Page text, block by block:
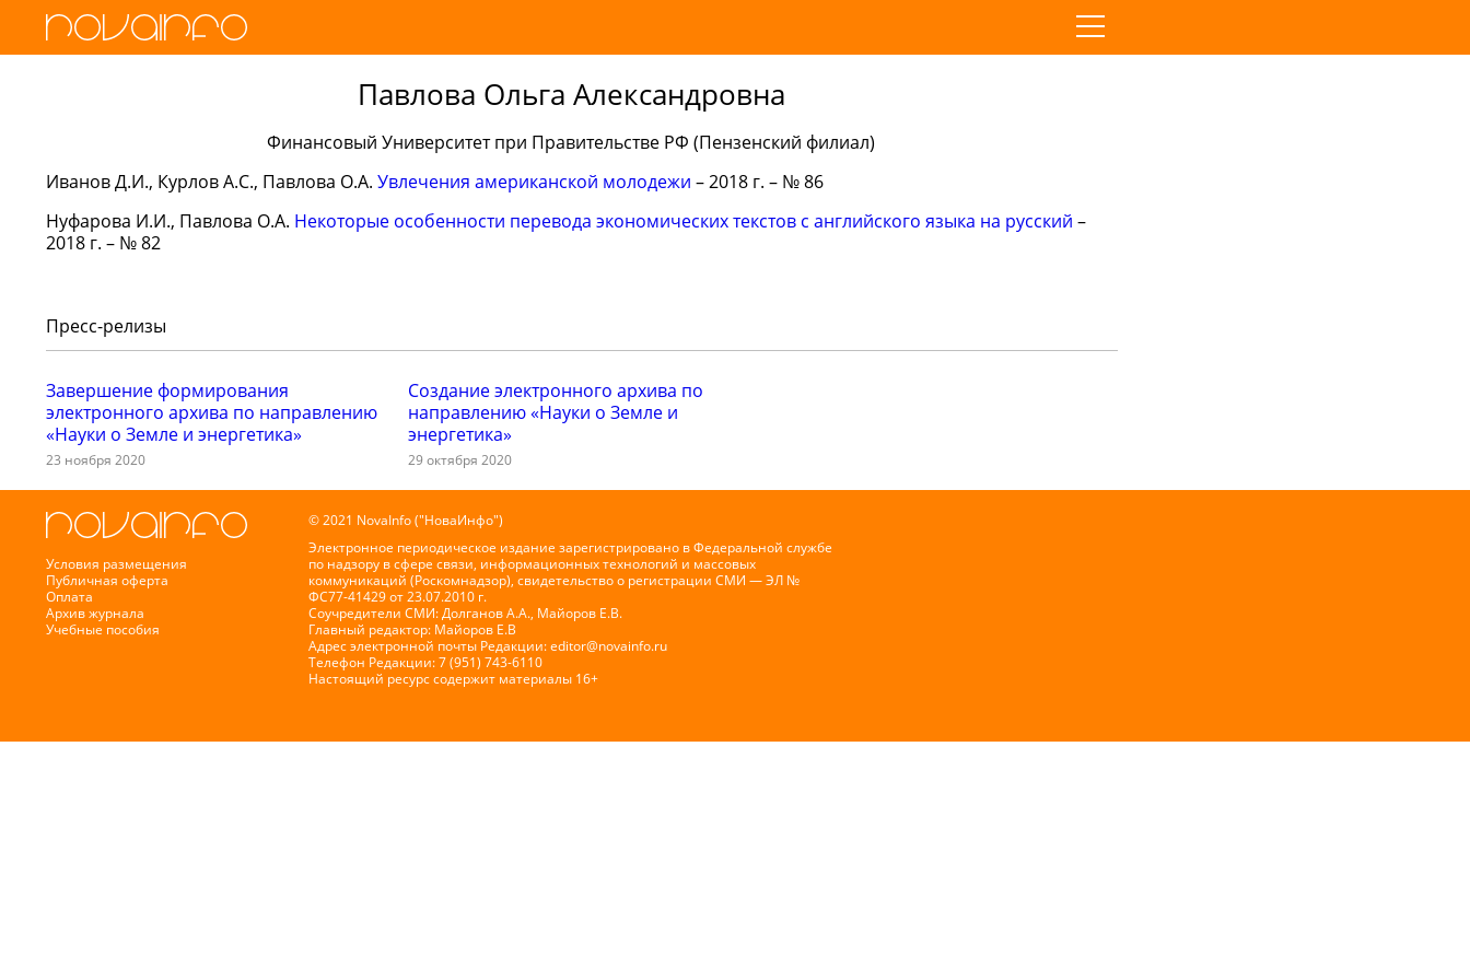
Павлова Ольга Александровна
Финансовый Университет при Правительстве РФ (Пензенский филиал)
Иванов Д.И., Курлов А.С., Павлова О.А. Увлечения американской молодежи – 2018 г. – № 86
Нуфарова И.И., Павлова О.А. Некоторые особенности перевода экономических текстов с английского языка на русский –
2018 г. – № 82
Пресс-релизы
Завершение формирования
электронного архива по направлению
«Науки о Земле и энергетика»
23 ноября 2020
Создание электронного архива по
направлению «Науки о Земле и
энергетика»
29 октября 2020
Условия размещения
Публичная оферта
Оплата
Архив журнала
Учебные пособия
© 2021 NovaInfo ("НоваИнфо")
Электронное периодическое издание зарегистрировано в Федеральной службе
по надзору в сфере связи, информационных технологий и массовых
коммуникаций (Роскомнадзор), свидетельство о регистрации СМИ — ЭЛ №
ФС77-41429 от 23.07.2010 г.
Соучредители СМИ: Долганов А.А., Майоров Е.В.
Главный редактор: Майоров Е.В
Адрес электронной почты Редакции:editor@novainfo.ru
Телефон Редакции: 7 (951) 743-6110
Настоящий ресурс содержит материалы 16+